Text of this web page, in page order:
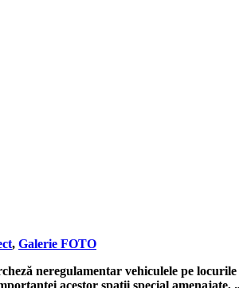
, Galerie FOTO
neregulamentar vehiculele pe